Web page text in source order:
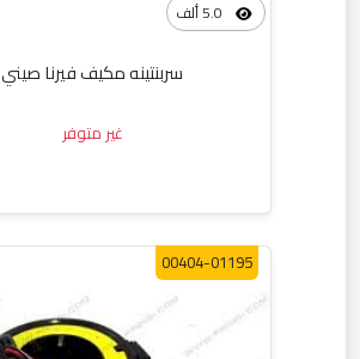
سربنتينه مكيف فيرنا صيني
غير متوفر
00404-01195